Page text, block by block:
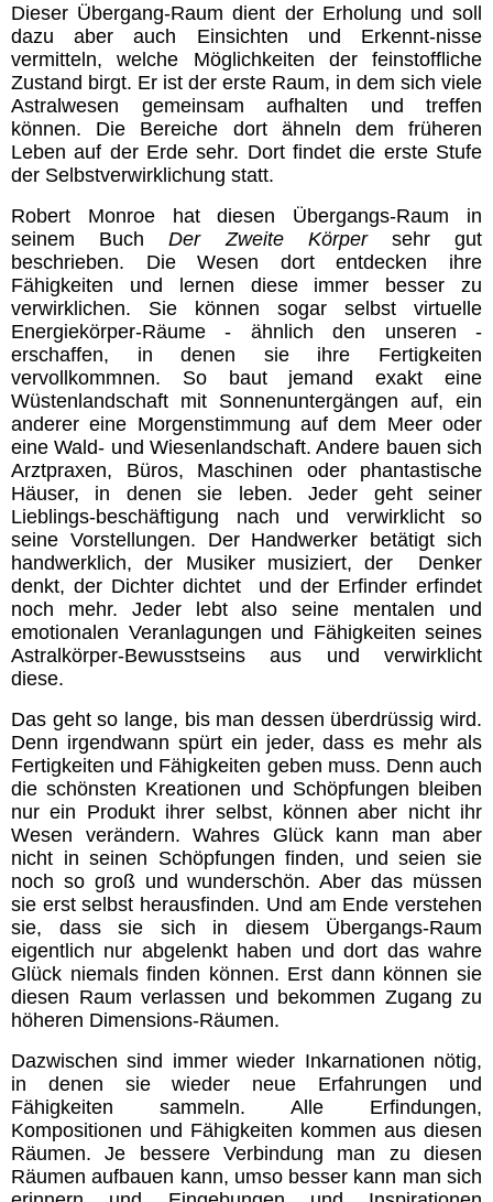
Dieser Übergang-Raum dient der Erholung und soll
dazu aber auch Einsichten und Erkennt-nisse
vermitteln, welche Möglichkeiten der feinstoffliche
Zustand birgt. Er ist der erste Raum, in dem sich viele
Astralwesen gemeinsam aufhalten und treffen
können. Die Bereiche dort ähneln dem früheren
Leben auf der Erde sehr. Dort findet die erste Stufe
der Selbstverwirklichung statt.
Robert Monroe hat diesen Übergangs-Raum in
seinem BuchDer Zweite Körpersehr gut
beschrieben. Die Wesen dort entdecken ihre
Fähigkeiten und lernen diese immer besser zu
verwirklichen. Sie können sogar selbst virtuelle
Energiekörper-Räume - ähnlich den unseren -
erschaffen, in denen sie ihre Fertigkeiten
vervollkommnen. So baut jemand exakt eine
Wüstenlandschaft mit Sonnenuntergängen auf, ein
anderer eine Morgenstimmung auf dem Meer oder
eine Wald- und Wiesenlandschaft. Andere bauen sich
Arztpraxen, Büros, Maschinen oder phantastische
Häuser, in denen sie leben. Jeder geht seiner
Lieblings-beschäftigung nach und verwirklicht so
seine Vorstellungen. Der Handwerker betätigt sich
handwerklich, der Musiker musiziert, der Denker
denkt, der Dichter dichtet und der Erfinder erfindet
noch mehr. Jeder lebt also seine mentalen und
emotionalen Veranlagungen und Fähigkeiten seines
Astralkörper-Bewusstseins aus und verwirklicht
diese.
Das geht so lange, bis man dessen überdrüssig wird.
Denn irgendwann spürt ein jeder, dass es mehr als
Fertigkeiten und Fähigkeiten geben muss. Denn auch
die schönsten Kreationen und Schöpfungen bleiben
nur ein Produkt ihrer selbst, können aber nicht ihr
Wesen verändern. Wahres Glück kann man aber
nicht in seinen Schöpfungen finden, und seien sie
noch so groß und wunderschön. Aber das müssen
sie erst selbst herausfinden. Und am Ende verstehen
sie, dass sie sich in diesem Übergangs-Raum
eigentlich nur abgelenkt haben und dort das wahre
Glück niemals finden können. Erst dann können sie
diesen Raum verlassen und bekommen Zugang zu
höheren Dimensions-Räumen.
Dazwischen sind immer wieder Inkarnationen nötig,
in denen sie wieder neue Erfahrungen und
Fähigkeiten sammeln. Alle Erfindungen,
Kompositionen und Fähigkeiten kommen aus diesen
Räumen. Je bessere Verbindung man zu diesen
Räumen aufbauen kann, umso besser kann man sich